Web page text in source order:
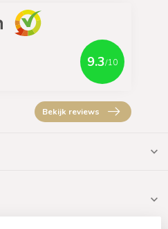
9.3/10
Bekijk reviews